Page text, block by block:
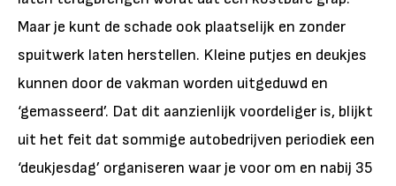
Maar je kunt de schade ook plaatselijk en zonder
spuitwerk laten herstellen. Kleine putjes en deukjes
kunnen door de vakman worden uitgeduwd en
‘gemasseerd’. Dat dit aanzienlijk voordeliger is, blijkt
uit het feit dat sommige autobedrijven periodiek een
‘deukjesdag’ organiseren waar je voor om en nabij 35